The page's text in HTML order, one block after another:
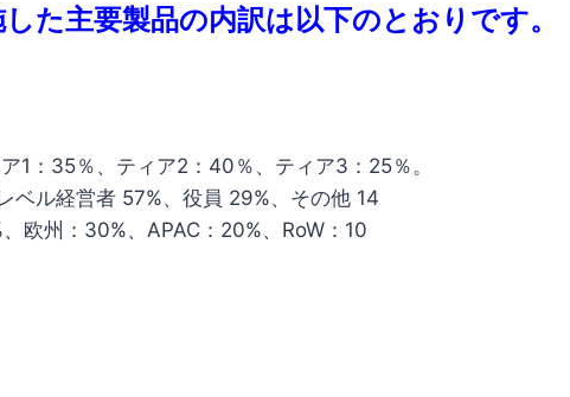
た主要製品の内訳は以下のとおりです。
1：35％、ティア2：40％、ティア3：25％。
ベル経営者 57%、役員 29%、その他 14
欧州：30%、APAC：20%、RoW：10